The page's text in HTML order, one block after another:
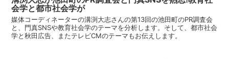
会学と都市社会学が
媒体コーディネーターの溝渕大志さんの第13回の池田町のPR調査会
と、門真SNSや教育社会学のテーマを分析します。そして、都市社会
学と秋田広告、またテレビCMのテーマもお伝えします。